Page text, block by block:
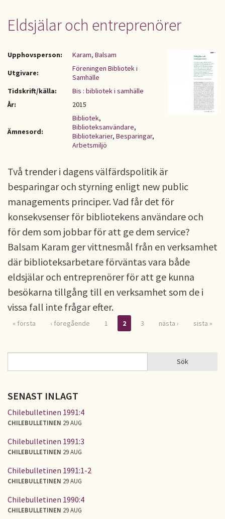
Eldsjälar och entreprenörer
Upphovsperson:
Karam, Balsam
Utgivare:
Föreningen Bibliotek i
Samhälle
Tidskrift/källa:
Bis : bibliotek i samhälle
År:
2015
Ämnesord:
Bibliotek,
Biblioteksanvändare,
Bibliotekarier, Besparingar,
Arbetsmiljö
Två trender i dagens välfärdspolitik är
besparingar och styrning enligt new public
managements principer. Vad får det för
konsekvsenser för bibliotekens användare och
för dem som jobbar för att ge dem service?
Balsam Karam ger vittnesmål från en verksamhet
där biblioteksarbetare förväntas vara både
eldsjälar och entreprenörer för att ge kunna
besökarna tillgång till en verksamhet som de i
vissa fall inte frågar efter.
Sidor
« första ‹ föregående 1 2 3 nästa › sista »
SÖKFORMULÄR Sök
SENAST INLAGT
Chilebulletinen 1991:4
CHILEBULLETINEN 29 AUG
Chilebulletinen 1991:3
CHILEBULLETINEN 29 AUG
Chilebulletinen 1991:1-2
CHILEBULLETINEN 29 AUG
Chilebulletinen 1990:4
CHILEBULLETINEN 29 AUG